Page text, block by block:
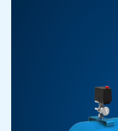
Descubra nuestra
diseñados
longevidad. Estos
contaminantes,
del aire es crucial.